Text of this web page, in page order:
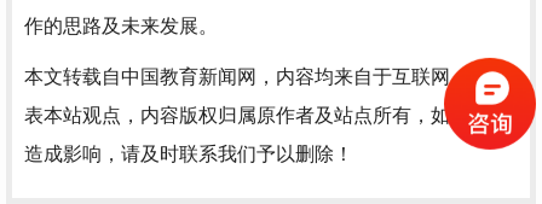
作的思路及未来发展。
本文转载自中国教育新闻网，内容均来自于互联网，不代
表本站观点，内容版权归属原作者及站点所有，如有对您
造成影响，请及时联系我们予以删除！